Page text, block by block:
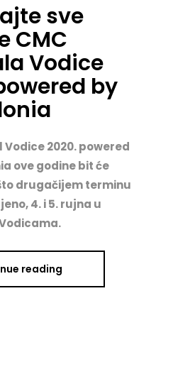
sve
CMC
Vodice
by
Vodice 2020. powered
ove godine bit će
drugačijem terminu
4. i 5. rujna u
reading